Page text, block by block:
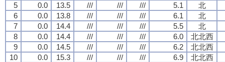
5
0.0 13.5 /// /// /// 5.1
北
6
0.0 13.8 /// /// /// 6.1
北
7
0.0 14.4 /// /// /// 5.5
北
8
0.0 14.4 /// /// /// 6.0
北北西
9
0.0 14.5 /// /// /// 6.2
北北西
10
0.0 15.3 /// /// /// 6.9
北北西
5
0.0 13.5 /// /// /// 5.1
北
6
0.0 13.8 /// /// /// 6.1
北
7
0.0 14.4 /// /// /// 5.5
北
8
0.0 14.4 /// /// /// 6.0
北北西
9
0.0 14.5 /// /// /// 6.2
北北西
10
0.0 15.3 /// /// /// 6.9
北北西
5
0.0 13.5 /// /// /// 5.1
北
6
0.0 13.8 /// /// /// 6.1
北
7
0.0 14.4 /// /// /// 5.5
北
8
0.0 14.4 /// /// /// 6.0
北北西
9
0.0 14.5 /// /// /// 6.2
北北西
10
0.0 15.3 /// /// /// 6.9
北北西
5
0.0 13.5 /// /// /// 5.1
北
6
0.0 13.8 /// /// /// 6.1
北
7
0.0 14.4 /// /// /// 5.5
北
8
0.0 14.4 /// /// /// 6.0
北北西
9
0.0 14.5 /// /// /// 6.2
北北西
10
0.0 15.3 /// /// /// 6.9
北北西